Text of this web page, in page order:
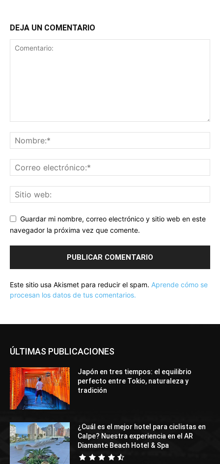
DEJA UN COMENTARIO
Guardar mi nombre, correo electrónico y sitio web en este
navegador la próxima vez que comente.
Este sitio usa Akismet para reducir el spam. Aprende cómo se
procesan los datos de tus comentarios.
ÚLTIMAS PUBLICACIONES
Japón en tres tiempos: el equilibrio
perfecto entre Tokio, naturaleza y
tradición
¿Cuál es el mejor hotel para ciclistas en
Calpe? Nuestra experiencia en el AR
Diamante Beach Hotel & Spa